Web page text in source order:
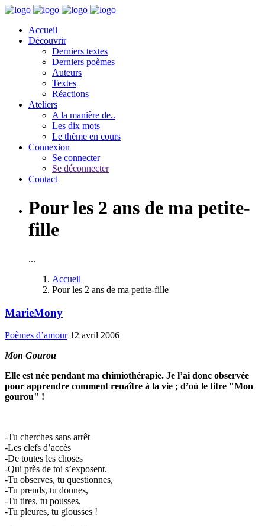
Accueil
Découvrir
Derniers textes
Derniers poèmes
Auteurs
Textes
Réactions
Ateliers
A la manière de..
Les dix mots
Le thème en cours
Connexion
Se connecter
Se déconnecter
Contact
Pour les 2 ans de ma petite-
fille
...
Accueil
Pour les 2 ans de ma petite-fille
MarieMony
Poèmes d’amour 12 avril 2006
Mon Gourou
Elle est née pendant ma chimiothérapie. Je l’ai donc observée
pour apprendre comment renaître à la vie ; d’où le titre "Mon
gourou" !
-Tu cherches sans arrêt
-Les clefs d’accès
-De toutes les choses
-Qui près de toi s’exposent.
-Tu observes, tu questionnes,
-Tu prends, tu donnes,
-Tu tires, tu pousses,
-Tu pleures, tu glousses !